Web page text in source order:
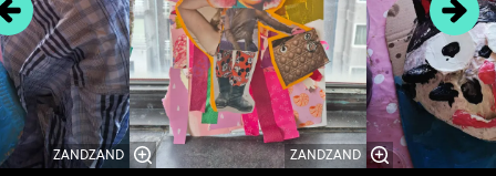
ZANDZAND ZANDZAND